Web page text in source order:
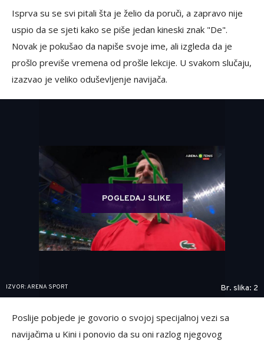
Isprva su se svi pitali šta je želio da poruči, a zapravo nije
uspio da se sjeti kako se piše jedan kineski znak "De".
Novak je pokušao da napiše svoje ime, ali izgleda da je
prošlo previše vremena od prošle lekcije. U svakom slučaju,
izazvao je veliko oduševljenje navijača.
POGLEDAJ SLIKE
IZVOR: ARENA SPORT Br. slika: 2
Poslije pobjede je govorio o svojoj specijalnoj vezi sa
navijačima u Kini i ponovio da su oni razlog njegovog